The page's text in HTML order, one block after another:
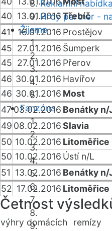
Reklamní nabídka
Hrdý partner -
Žijeme
Fanzóna
40 13.01.2016Třebíč
41
16.01.2016 Prostějov
45 27.01.2016 Šumperk
45 27.01.2016 Přerov
46 30.01.2016 Havířov
46 30.01.2016 Most
4703.02.2016 Benátky n/
49 08.02.2016Slavia
50 10.02.2016 Litoměřice
50 10.02.2016 Ústí n/L
51 13.02.2016 Benátky n/
52 17.02.2016 Litoměřice
Četnost
výhry domácích